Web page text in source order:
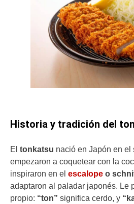
Historia y tradición del
El tonkatsu nació en Japón en el
empezaron a coquetear con la
inspiraron en el escalope o
adaptaron al paladar japonés. Le
propio: “ton” significa cerdo, y